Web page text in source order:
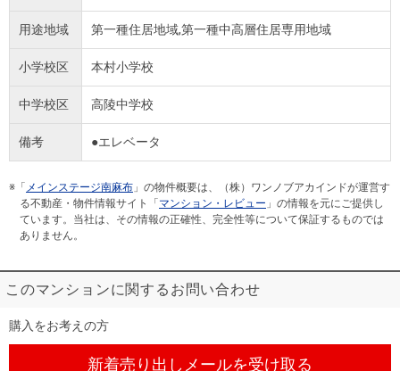
用途地域 第一種住居地域,第一種中高層住居専用地域
小学校区 本村小学校
中学校区 高陵中学校
備考 ●エレベータ
※「 メインステージ南麻布 」の物件概要は、（株）ワンノブアカインドが運営す
る不動産・物件情報サイト「 マンション・レビュー 」の情報を元にご提供し
ています。当社は、その情報の正確性、完全性等について保証するものでは
ありません。
このマンションに関するお問い合わせ
購入をお考えの方
新着売り出しメールを受け取る